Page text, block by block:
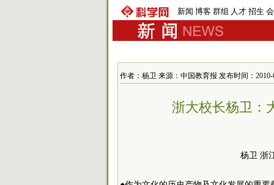
新闻 博客 群组 人才 招生
作者：杨卫 来源：中国教育报 发布时间：2010-
浙大校长杨卫：
杨卫 浙